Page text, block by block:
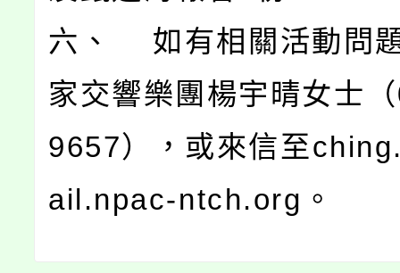
六、 如有相關活動問
家交響樂團楊宇晴女士
9657），或來信至
ail.npac-ntch.org。